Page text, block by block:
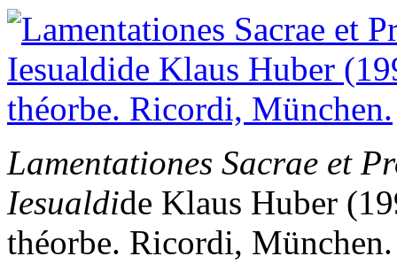
Lamentationes Sacrae et
Iesualdide Klaus Huber
théorbe. Ricordi, München.